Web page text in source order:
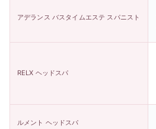
アデランス バスタイムエステ スパニスト
RELX ヘッドスパ
ルメント ヘッドスパ